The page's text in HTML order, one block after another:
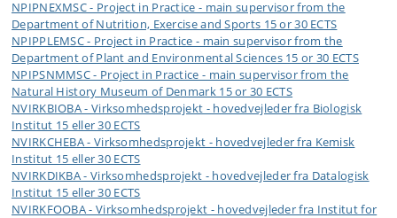
NPIPNEXMSC - Project in Practice - main supervisor from the
Department of Nutrition, Exercise and Sports 15 or 30 ECTS
NPIPPLEMSC - Project in Practice - main supervisor from the
Department of Plant and Environmental Sciences 15 or 30 ECTS
NPIPSNMMSC - Project in Practice - main supervisor from the
Natural History Museum of Denmark 15 or 30 ECTS
NVIRKBIOBA - Virksomhedsprojekt - hovedvejleder fra Biologisk
Institut 15 eller 30 ECTS
NVIRKCHEBA - Virksomhedsprojekt - hovedvejleder fra Kemisk
Institut 15 eller 30 ECTS
NVIRKDIKBA - Virksomhedsprojekt - hovedvejleder fra Datalogisk
Institut 15 eller 30 ECTS
NVIRKFOOBA - Virksomhedsprojekt - hovedvejleder fra Institut for